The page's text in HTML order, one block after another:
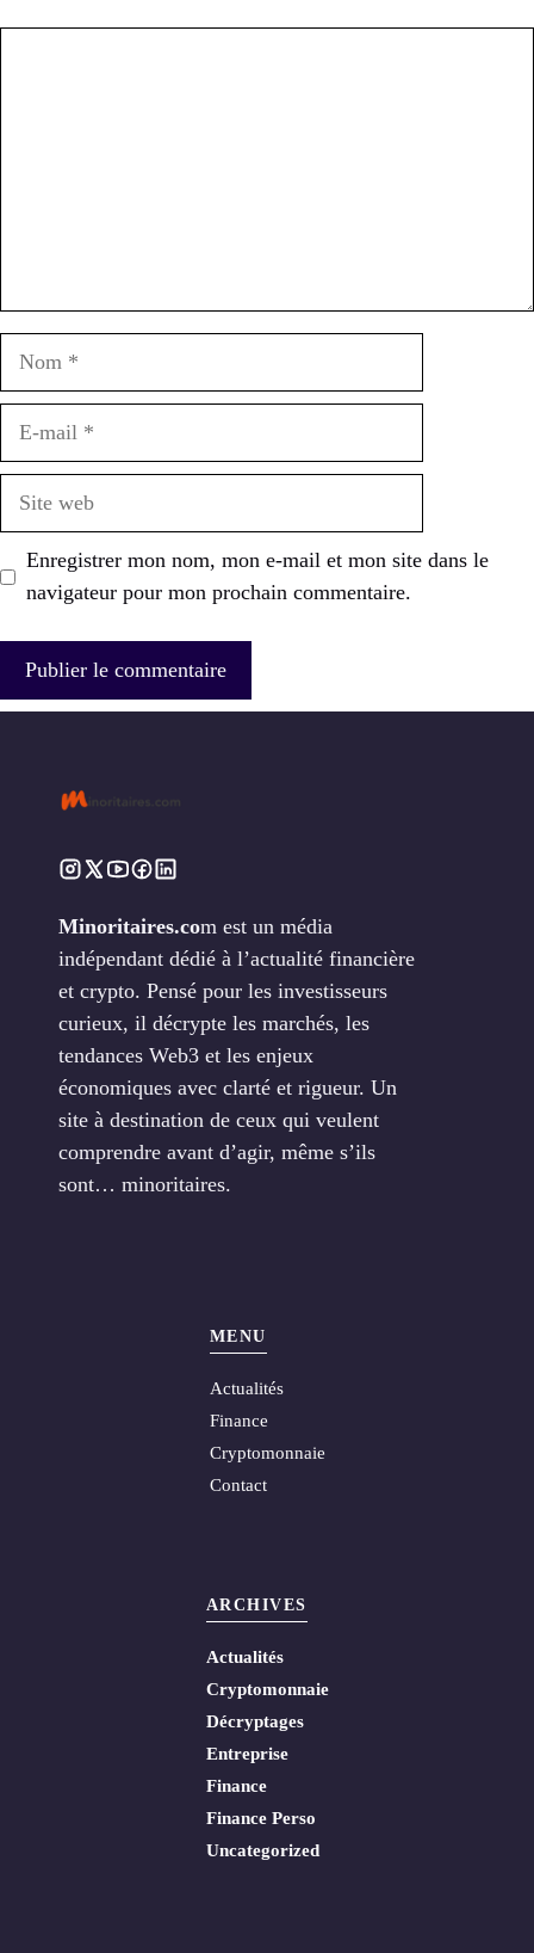
Enregistrer mon nom, mon e-mail et mon site dans le
navigateur pour mon prochain commentaire.
Minoritaires.com est un média
indépendant dédié à l’actualité financière
et crypto. Pensé pour les investisseurs
curieux, il décrypte les marchés, les
tendances Web3 et les enjeux
économiques avec clarté et rigueur. Un
site à destination de ceux qui veulent
comprendre avant d’agir, même s’ils
sont… minoritaires.
MENU
Actualités
Finance
Cryptomonnaie
Contact
ARCHIVES
Actualités
Cryptomonnaie
Décryptages
Entreprise
Finance
Finance Perso
Uncategorized